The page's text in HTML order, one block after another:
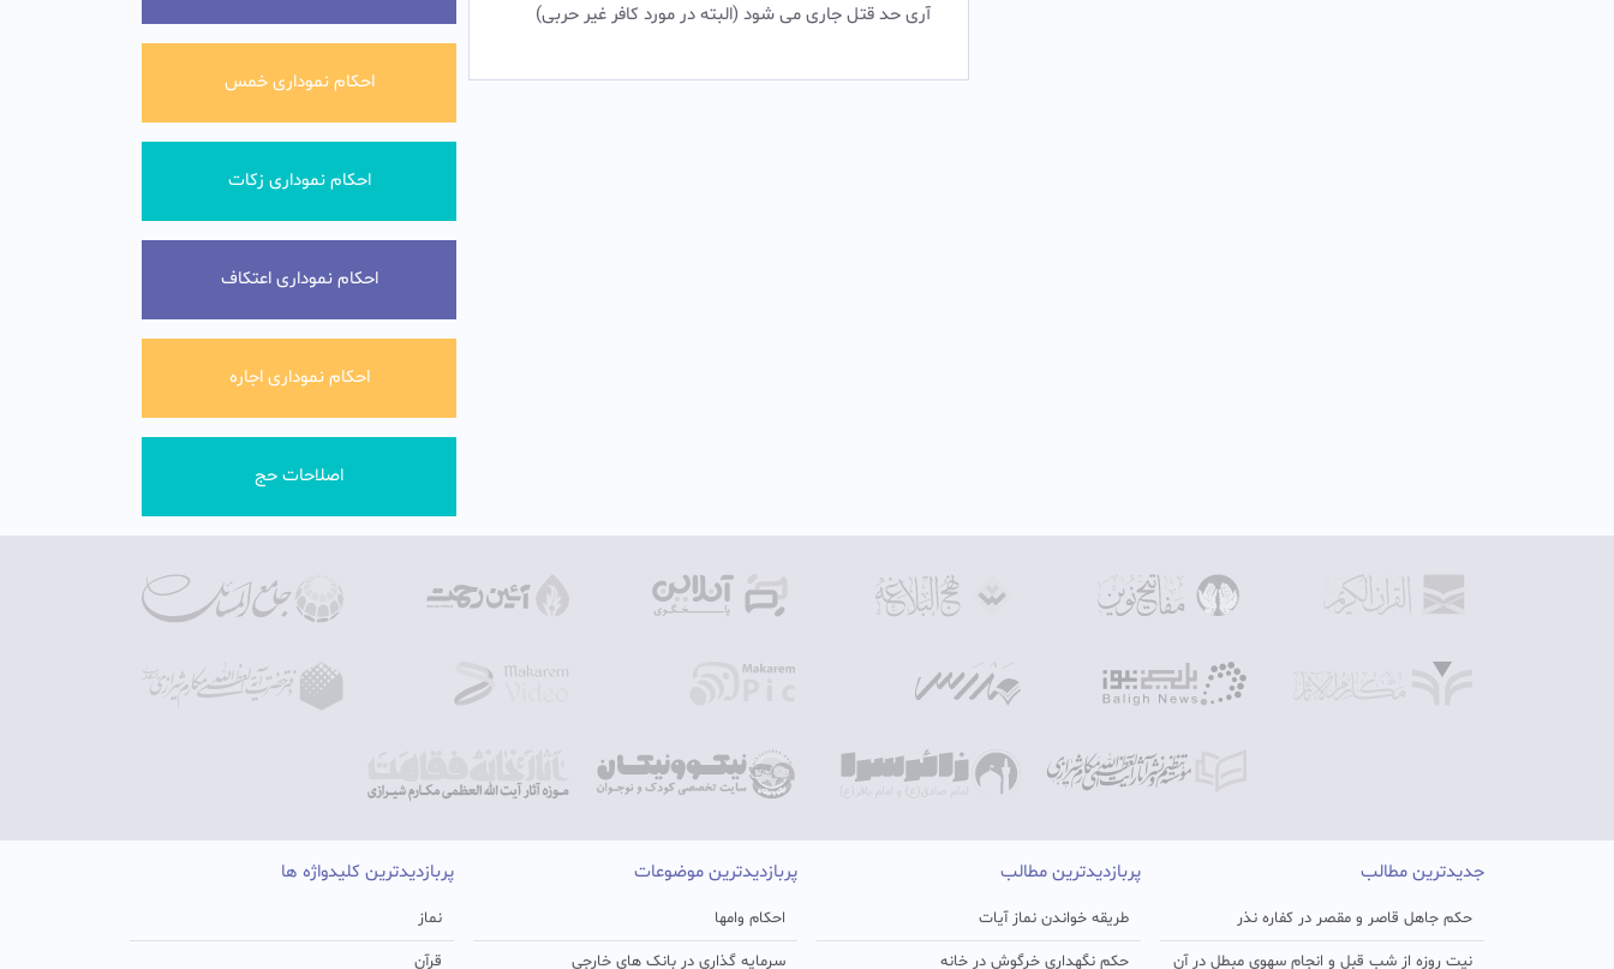
آری حد قتل جاری می شود (البته در مورد کافر غیر حربی)‌
احکام نموداری خمس
احکام نموداری زکات
احکام نموداری اعتکاف
احکام نموداری اجاره
اصلاحات حج
جدیدترین مطالب
حکم جاهل قاصر و مقصر در کفاره نذر
نیت روزه از شب قبل و انجام سهوی مبطل در آن
پربازدیدترین مطالب
طریقه خواندن نماز آیات
حکم نگهداری خرگوش در خانه
پربازدیدترین موضوعات
احکام وامها
سرمایه گذاری در بانک های خارجی
پربازدیدترین کلیدواژه ها
نماز
قرآن